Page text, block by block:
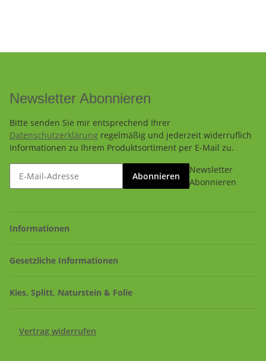
Newsletter Abonnieren
Bitte senden Sie mir entsprechend Ihrer
Datenschutzerklärung regelmäßig und jederzeit widerruflich
Informationen zu Ihrem Produktsortiment per E-Mail zu.
Abonnieren
Newsletter
Abonnieren
Informationen
Gesetzliche Informationen
Kies, Splitt, Naturstein & Folie
Vertrag widerrufen